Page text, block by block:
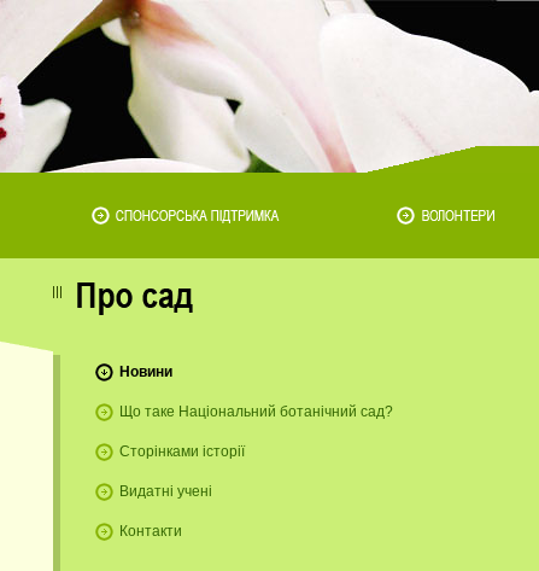
Новини
Що таке Національний ботанічний сад?
Сторінками історії
Видатні учені
Контакти